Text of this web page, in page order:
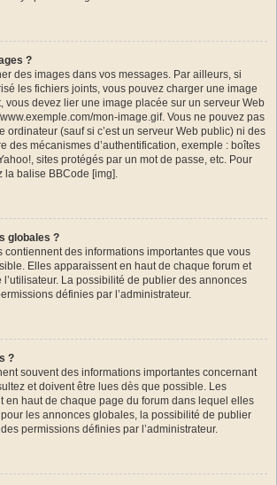
?
des images dans vos messages. Par ailleurs, si
les fichiers joints, vous pouvez charger une image
vous devez lier une image placée sur un serveur Web
mon-image.gif. Vous ne pouvez pas
ordinateur (sauf si c’est un serveur Web public) ni des
des mécanismes d’authentification, exemple : boîtes
sites protégés par un mot de passe, etc. Pour
la balise BBCode [img].
globales ?
contiennent des informations importantes que vous
Elles apparaissent en haut de chaque forum et
La possibilité de publier des annonces
définies par l’administrateur.
?
souvent des informations importantes concernant
et doivent être lues dès que possible. Les
en haut de chaque page du forum dans lequel elles
les annonces globales, la possibilité de publier
permissions définies par l’administrateur.